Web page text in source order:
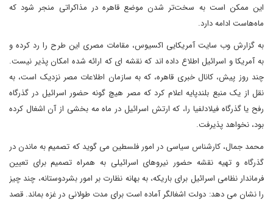
این ممکن است به سخت‌تر شدن موضع قاهره در مذاکراتی منجر شود که
ماه‌هاست ادامه دارد.
به گزارش وب سایت آمریکایی اکسیوس، مقامات مصری این طرح را رد کرده و
به آمریکا و اسرائیل اطلاع داده اند که نقشه ای که ارائه شده امکان پذیر نیست.
چند روز پیش، کانال خبری قاهره، که به سازمان اطلاعات مصر نزدیک است، به
نقل از یک منبع بلندپایه اعلام کرد که مصر هیچ گونه حضور اسرائیل در گذرگاه
رفح یا گذرگاه فیلادلفیا را، که ارتش اسرائیل در ماه مه بخشی از آن اشغال کرده
بود، نخواهد پذیرفت.
محمد جمال، کارشناس سیاسی در امور فلسطین می گوید که تصمیم به ماندن در
گذرگاه و تهیه نقشه حضور نیروهای اسرائیلی به همراه تصمیم برای تعیین
فرماندار نظامی اسرائیل برای باریکه، به بهانه نظارت بر امور بشردوستانه، چند چیز
را نشان می دهد: دولت اشغالگر آماده است برای مدت طولانی در غزه بماند. قصد